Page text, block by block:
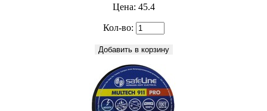
Цена: 45.4
Кол-во:
Добавить в корзину